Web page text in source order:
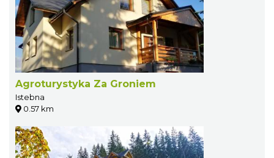
Agroturystyka Za Groniem
Istebna
0.57 km